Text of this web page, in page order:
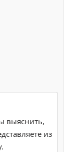
выяснить,
из